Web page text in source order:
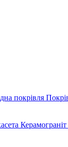
покрівля
Керамограніт